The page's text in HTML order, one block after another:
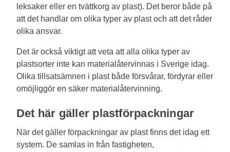
leksaker eller en tvättkorg av plast). Det beror både på
att det handlar om olika typer av plast och att det råder
olika ansvar.
Det är också viktigt att veta att alla olika typer av
plastsorter inte kan materialåtervinnas i Sverige idag.
Olika tillsatsämnen i plast både försvårar, fördyrar eller
omöjliggör en säker materialåtervinning.
Det här gäller plastförpackningar
När det gäller förpackningar av plast finns det idag ett
system. De samlas in från fastigheten,